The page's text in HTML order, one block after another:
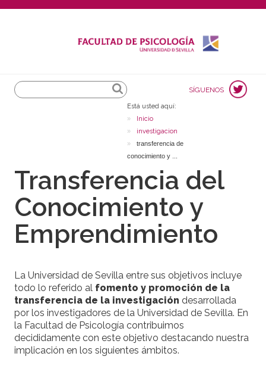
Search
SÍGUENOS
Está usted aquí:
Inicio
investigacion
transferencia de
conocimiento y ...
Transferencia del
Conocimiento y
Emprendimiento
La Universidad de Sevilla entre sus objetivos incluye
todo lo referido al fomento y promoción de la
transferencia de la investigación desarrollada
por los investigadores de la Universidad de Sevilla. En
la Facultad de Psicología contribuimos
decididamente con este objetivo destacando nuestra
implicación en los siguientes ámbitos.